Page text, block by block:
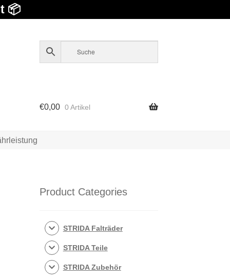
📦
€0,00 0 Artikel
Product Categories
STRIDA Falträder
STRIDA Teile
STRIDA Zubehör